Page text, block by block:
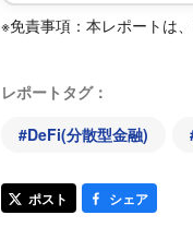
※免責事項：本レポートは
レポートタグ：
#DeFi(分散型金融)
ポスト シェア